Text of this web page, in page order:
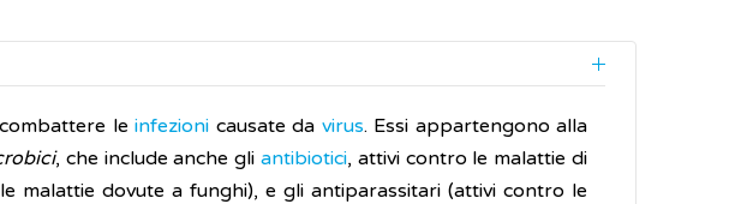
combattere leinfezioni causate da virus. Essi appartengono alla
, che include anche gli antibiotici, attivi contro le malattie di
malattie dovute a funghi), e gli antiparassitari (attivi contro le